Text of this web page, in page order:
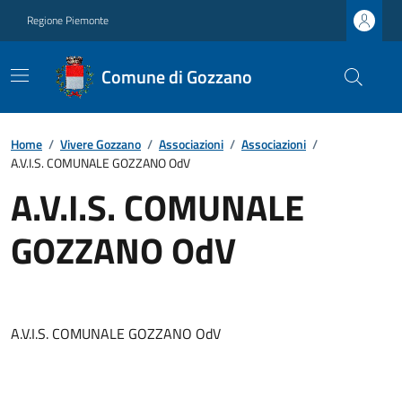
Regione Piemonte
Comune di Gozzano
Home / Vivere Gozzano / Associazioni / Associazioni /
A.V.I.S. COMUNALE GOZZANO OdV
A.V.I.S. COMUNALE
GOZZANO OdV
A.V.I.S. COMUNALE GOZZANO OdV